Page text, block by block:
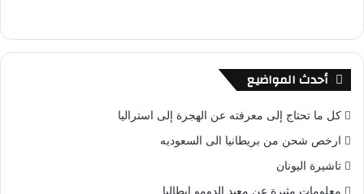
أحدث المواضيع
كل ما تحتاج إلى معرفته عن الهجرة إلى استراليا
ارخص شحن من بريطانيا الى السعوديه
تاشيرة اليونان
معلومات مثيرة عن معبد الدومو ايطاليا